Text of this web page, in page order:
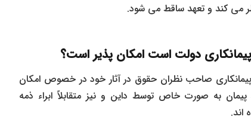
می ‌کند و تعهد ساقط می‌ شود.
پیمانکاری دولت است امکان پذیر است؟
صاحب ‌نظران حقوق در آثار خود در خصوص امکان
به صورت خاص توسط داین و نیز متقابلاً ابراء ذمه
اند.